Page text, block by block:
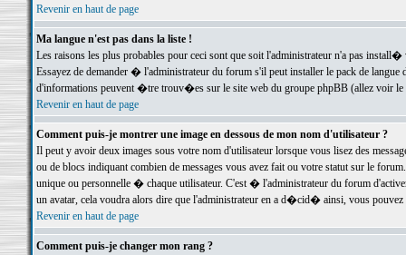
Revenir en haut de page
Ma langue n'est pas dans la liste !
Les raisons les plus probables pour ceci sont que soit l'administrateur n'a pas
Essayez de demander � l'administrateur du forum s'il peut installer le pack de
d'informations peuvent �tre trouv�es sur le site web du groupe phpBB (allez voir le
Revenir en haut de page
Comment puis-je montrer une image en dessous de mon nom d'utilisateur ?
Il peut y avoir deux images sous votre nom d'utilisateur lorsque vous lisez des
ou de blocs indiquant combien de messages vous avez fait ou votre statut sur le
unique ou personnelle � chaque utilisateur. C'est � l'administrateur du forum
un avatar, cela voudra alors dire que l'administrateur en a d�cid� ainsi, vous
Revenir en haut de page
Comment puis-je changer mon rang ?